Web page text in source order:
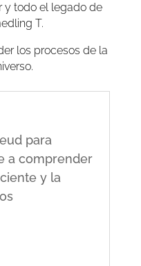
y todo el legado de
T.
los procesos de la
para
a comprender
y la